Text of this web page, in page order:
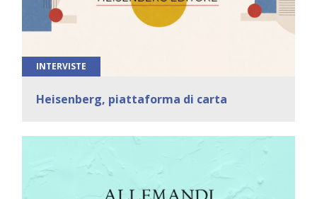
INTERVISTE
Heisenberg, piattaforma di carta